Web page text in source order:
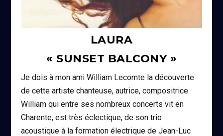
LAURA
« SUNSET BALCONY »
Je dois à mon ami William Lecomte la découverte
de cette artiste chanteuse, autrice, compositrice.
William qui entre ses nombreux concerts vit en
Charente, est très éclectique, de son trio
acoustique à la formation électrique de Jean-Luc